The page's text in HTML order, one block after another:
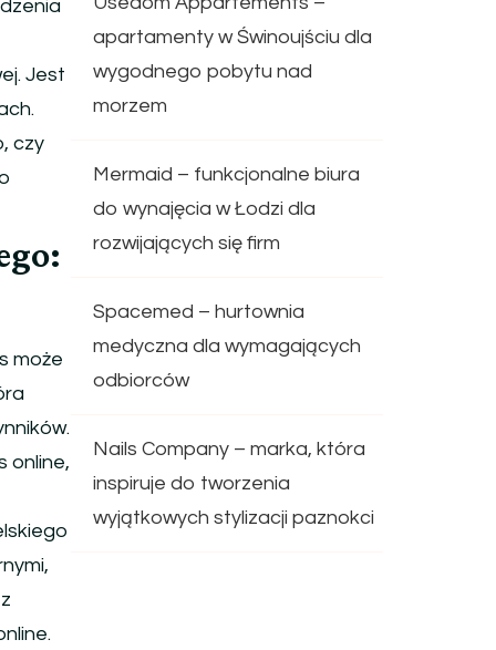
Jest
czy
może
online,
apartamenty w Świnoujściu dla
wygodnego pobytu nad
morzem
Mermaid – funkcjonalne biura
do wynajęcia w Łodzi dla
rozwijających się firm
Spacemed – hurtownia
medyczna dla wymagających
odbiorców
Nails Company – marka, która
inspiruje do tworzenia
wyjątkowych stylizacji paznokci